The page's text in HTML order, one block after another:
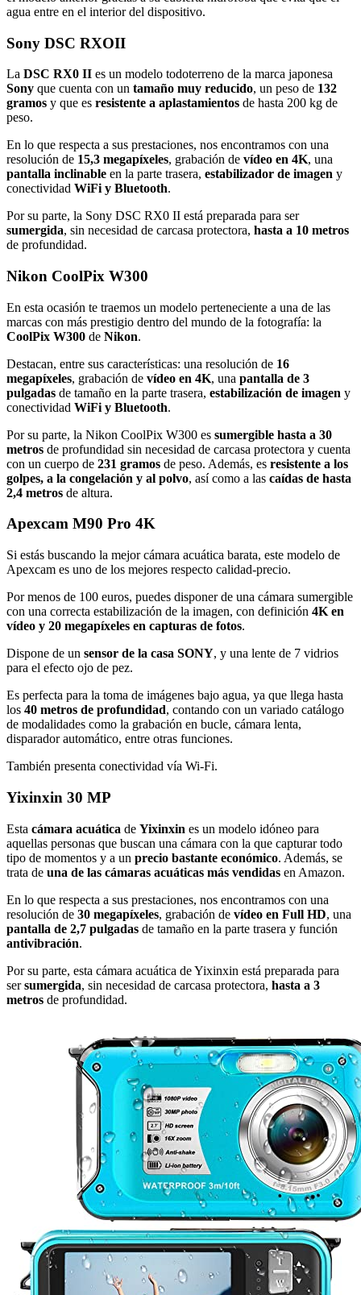
agua entre en el interior del dispositivo.
Sony DSC RXOII
La DSC RX0 II es un modelo todoterreno de la marca japonesa
Sony que cuenta con un tamaño muy reducido, un peso de 132
gramos y que es resistente a aplastamientos de hasta 200 kg de
peso.
En lo que respecta a sus prestaciones, nos encontramos con una
resolución de 15,3 megapíxeles, grabación de vídeo en 4K, una
pantalla inclinable en la parte trasera, estabilizador de imagen y
conectividad WiFi y Bluetooth.
Por su parte, la Sony DSC RX0 II está preparada para ser
sumergida, sin necesidad de carcasa protectora, hasta a 10 metros
de profundidad.
Nikon CoolPix W300
En esta ocasión te traemos un modelo perteneciente a una de las
marcas con más prestigio dentro del mundo de la fotografía: la
CoolPix W300 de Nikon.
Destacan, entre sus características: una resolución de 16
megapíxeles, grabación de vídeo en 4K, una pantalla de 3
pulgadas de tamaño en la parte trasera, estabilización de imagen y
conectividad WiFi y Bluetooth.
Por su parte, la Nikon CoolPix W300 es sumergible hasta a 30
metros de profundidad sin necesidad de carcasa protectora y cuenta
con un cuerpo de 231 gramos de peso. Además, es resistente a los
golpes, a la congelación y al polvo, así como a las caídas de hasta
2,4 metros de altura.
Apexcam M90 Pro 4K
Si estás buscando la mejor cámara acuática barata, este modelo de
Apexcam es uno de los mejores respecto calidad-precio.
Por menos de 100 euros, puedes disponer de una cámara sumergible
con una correcta estabilización de la imagen, con definición 4K en
vídeo y 20 megapíxeles en capturas de fotos.
Dispone de un sensor de la casa SONY, y una lente de 7 vidrios
para el efecto ojo de pez.
Es perfecta para la toma de imágenes bajo agua, ya que llega hasta
los 40 metros de profundidad, contando con un variado catálogo
de modalidades como la grabación en bucle, cámara lenta,
disparador automático, entre otras funciones.
También presenta conectividad vía Wi-Fi.
Yixinxin 30 MP
Esta cámara acuática de Yixinxin es un modelo idóneo para
aquellas personas que buscan una cámara con la que capturar todo
tipo de momentos y a un precio bastante económico. Además, se
trata de una de las cámaras acuáticas más vendidas en Amazon.
En lo que respecta a sus prestaciones, nos encontramos con una
resolución de 30 megapíxeles, grabación de vídeo en Full HD, una
pantalla de 2,7 pulgadas de tamaño en la parte trasera y función
antivibración.
Por su parte, esta cámara acuática de Yixinxin está preparada para
sersumergida, sin necesidad de carcasa protectora, hasta a 3
metros de profundidad.